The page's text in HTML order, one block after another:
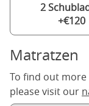
2
+€120
Matratzen
To find out
please visit our